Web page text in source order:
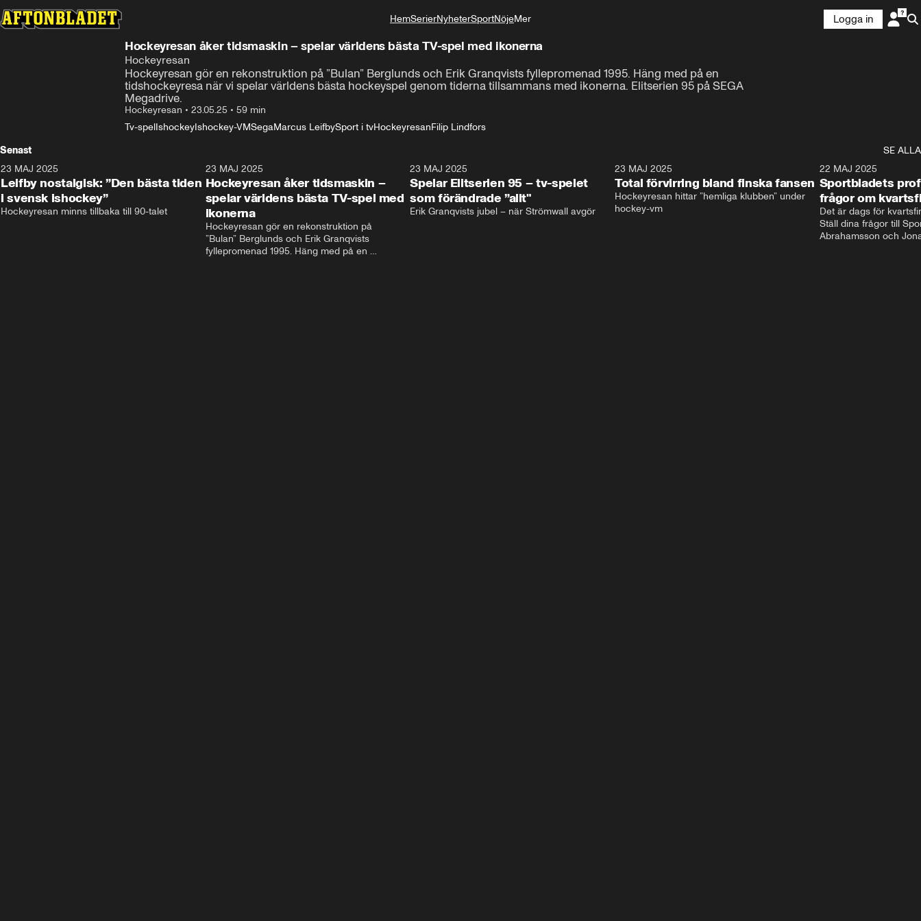
HemSerierNyheterSportNöjeMer
Livsstil
Logga in
Hockeyresan åker tidsmaskin – spelar världens bästa TV-spel med ikonerna
Hockeyresan
Hockeyresan gör en rekonstruktion på ”Bulan” Berglunds och Erik Granqvists fyllepromenad 1995. Häng med på en
tidshockeyresa när vi spelar världens bästa hockeyspel genom tiderna tillsammans med ikonerna. Elitserien 95 på SEGA
Megadrive.
Hockeyresan • 23.05.25 • 59 min
Tv-spelIshockeyIshockey-VMSegaMarcus LeifbySport i tvHockeyresanFilip Lindfors
Senast
SE ALLA
23 MAJ 2025
Leifby nostalgisk: ”Den bästa tiden
i svensk ishockey”
Hockeyresan minns tillbaka till 90-talet
59:07
23 MAJ 2025
Hockeyresan åker tidsmaskin –
spelar världens bästa TV-spel med
ikonerna
Hockeyresan gör en rekonstruktion på
”Bulan” Berglunds och Erik Granqvists
fyllepromenad 1995. Häng med på en
23 MAJ 2025
Spelar Elitserien 95 – tv-spelet
som förändrade ”allt"
Erik Granqvists jubel – när Strömwall avgör
23 MAJ 2025
Total förvirring bland finska fansen
Hockeyresan hittar ”hemliga klubben” under
hockey-vm
22 MAJ 2025
Sportbladets
frågor om
Det är dags för
Ställ dina frågor till
Abrahamsson och